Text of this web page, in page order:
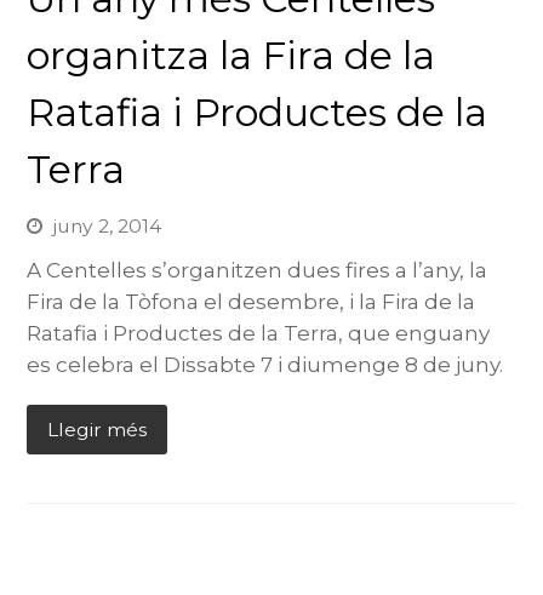
organitza la Fira de la
Ratafia i Productes de la
Terra
juny 2, 2014
A Centelles s’organitzen dues fires a l’any, la
Fira de la Tòfona el desembre, i la Fira de la
Ratafia i Productes de la Terra, que enguany
es celebra el Dissabte 7 i diumenge 8 de juny.
Llegir més